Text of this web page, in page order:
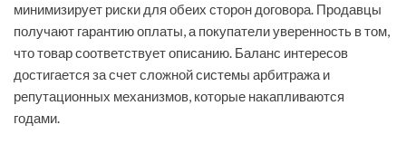
минимизирует риски для обеих сторон договора. Продавцы
получают гарантию оплаты, а покупатели уверенность в том,
что товар соответствует описанию. Баланс интересов
достигается за счет сложной системы арбитража и
репутационных механизмов, которые накапливаются
годами.